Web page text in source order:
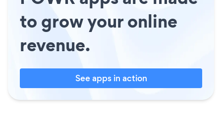
to grow your online
revenue.
See apps in action